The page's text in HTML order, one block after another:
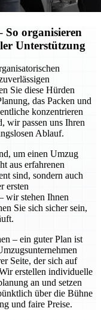
So organisieren
Unterstützung
Sie diese Hürden
das Packen und
konzentrieren
wir passen uns Ihren
Ablauf.
um einen Umzug
aus erfahrenen
sind, sondern auch
ersten
wir stehen Ihnen
Sie sich sicher sein,
– ein guter Plan ist
Seite, der sich auf
erstellen individuelle
an und setzen
über die Bühne
und faire Preise.